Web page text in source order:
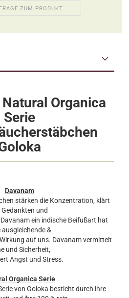
FRAGE ZUM PRODUKT
Organica
Serie
Davanam
stärken die Konzentration, klärt
Gedankten und
ein indische Beifußart hat
ausgleichende &
auf uns. Davanam vermittelt
und Sicherheit,
Angst und Stress.
Organica Serie
von Goloka besticht durch ihre